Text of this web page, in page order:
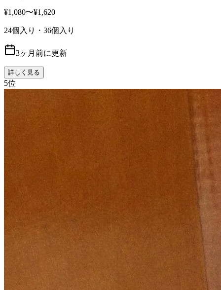
¥1,080〜¥1,620
24個入り・36個入り
3ヶ月前に更新
詳しく見る
5位